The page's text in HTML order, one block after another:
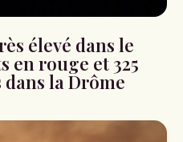
élevé dans le
en rouge et 325
la Drôme